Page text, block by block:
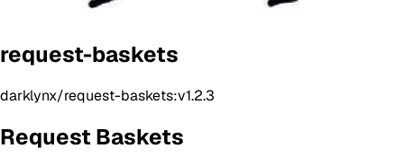
request-baskets
darklynx/request-baskets:v1.2.3
Request Baskets